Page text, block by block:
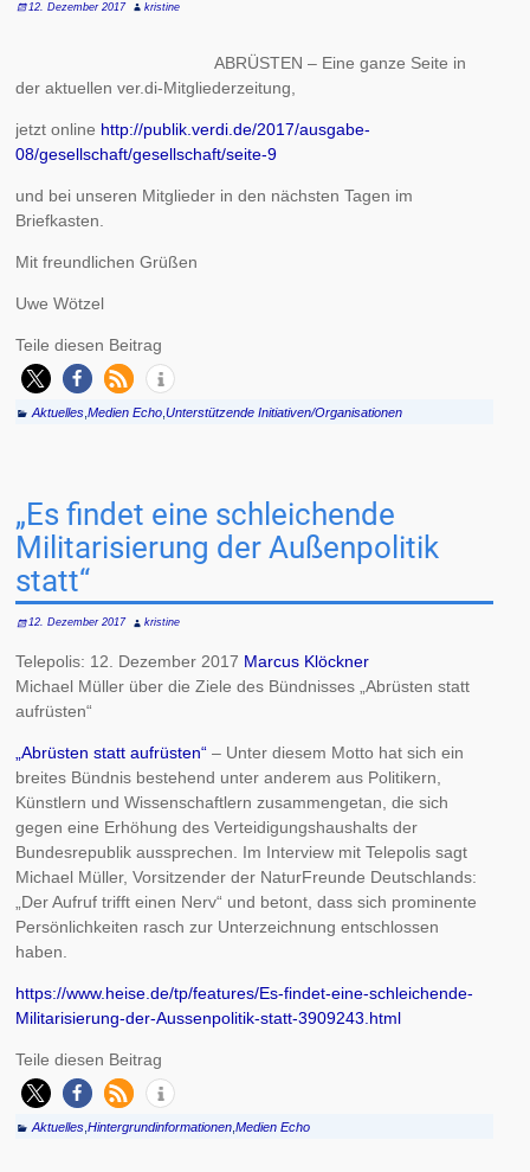
12. Dezember 2017 kristine
ABRÜSTEN – Eine ganze Seite in
der aktuellen ver.di-Mitgliederzeitung,
jetzt online http://publik.verdi.de/2017/ausgabe-
08/gesellschaft/gesellschaft/seite-9
und bei unseren Mitglieder in den nächsten Tagen im
Briefkasten.
Mit freundlichen Grüßen
Uwe Wötzel
Teile diesen Beitrag
Aktuelles, Medien Echo, Unterstützende Initiativen/Organisationen
„Es findet eine schleichende
Militarisierung der Außenpolitik
statt“
12. Dezember 2017 kristine
Telepolis: 12. Dezember 2017 Marcus Klöckner
Michael Müller über die Ziele des Bündnisses „Abrüsten statt
aufrüsten“
„Abrüsten statt aufrüsten“– Unter diesem Motto hat sich ein
breites Bündnis bestehend unter anderem aus Politikern,
Künstlern und Wissenschaftlern zusammengetan, die sich
gegen eine Erhöhung des Verteidigungshaushalts der
Bundesrepublik aussprechen. Im Interview mit Telepolis sagt
Michael Müller, Vorsitzender der NaturFreunde Deutschlands:
„Der Aufruf trifft einen Nerv“ und betont, dass sich prominente
Persönlichkeiten rasch zur Unterzeichnung entschlossen
haben.
https://www.heise.de/tp/features/Es-findet-eine-schleichende-
Militarisierung-der-Aussenpolitik-statt-3909243.html
Teile diesen Beitrag
Aktuelles,Hintergrundinformationen,Medien Echo